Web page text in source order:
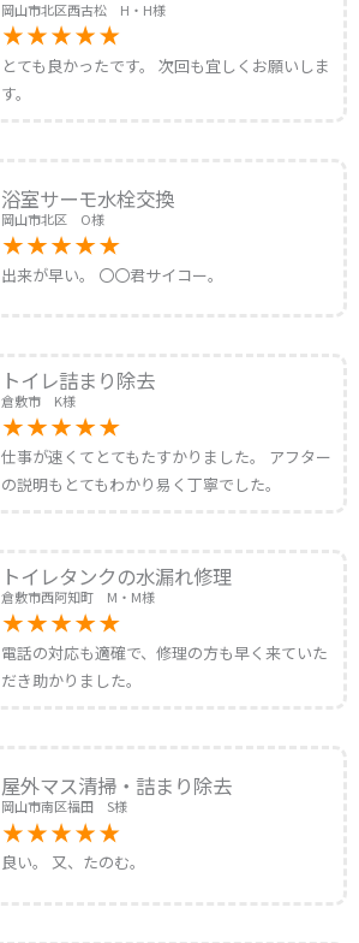
岡山市北区西古松 H・H様
とても良かったです。 次回も宜しくお願いしま
す。
浴室サーモ水栓交換
岡山市北区 O様
出来が早い。 〇〇君サイコー。
トイレ詰まり除去
倉敷市 K様
仕事が速くてとてもたすかりました。 アフター
の説明もとてもわかり易く丁寧でした。
トイレタンクの水漏れ修理
倉敷市西阿知町 M・M様
電話の対応も適確で、修理の方も早く来ていた
だき助かりました。
屋外マス清掃・詰まり除去
岡山市南区福田 S様
良い。 又、たのむ。